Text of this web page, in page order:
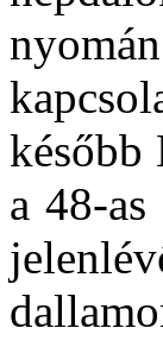
később
a 48-as